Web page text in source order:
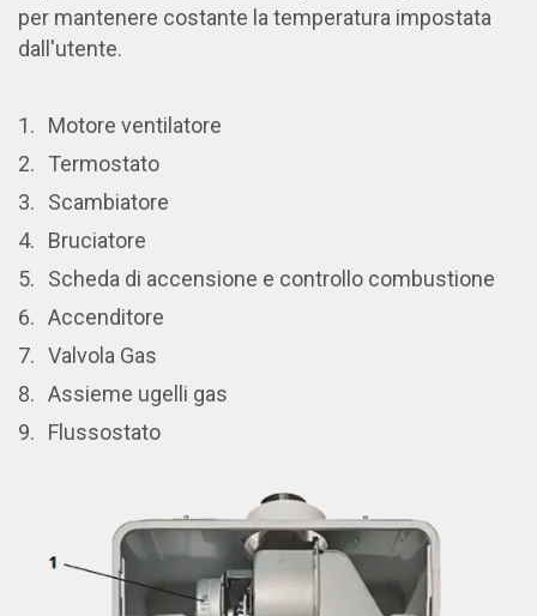
per mantenere costante la temperatura impostata
dall'utente.
Motore ventilatore
Termostato
Scambiatore
Bruciatore
Scheda di accensione e controllo combustione
Accenditore
Valvola Gas
Assieme ugelli gas
Flussostato